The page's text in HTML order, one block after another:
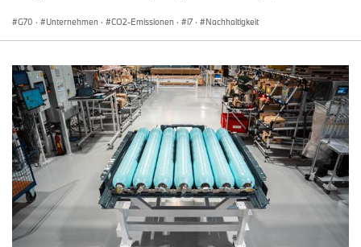
G70 · Unternehmen · CO2-Emissionen · i7 · Nachhaltigkeit